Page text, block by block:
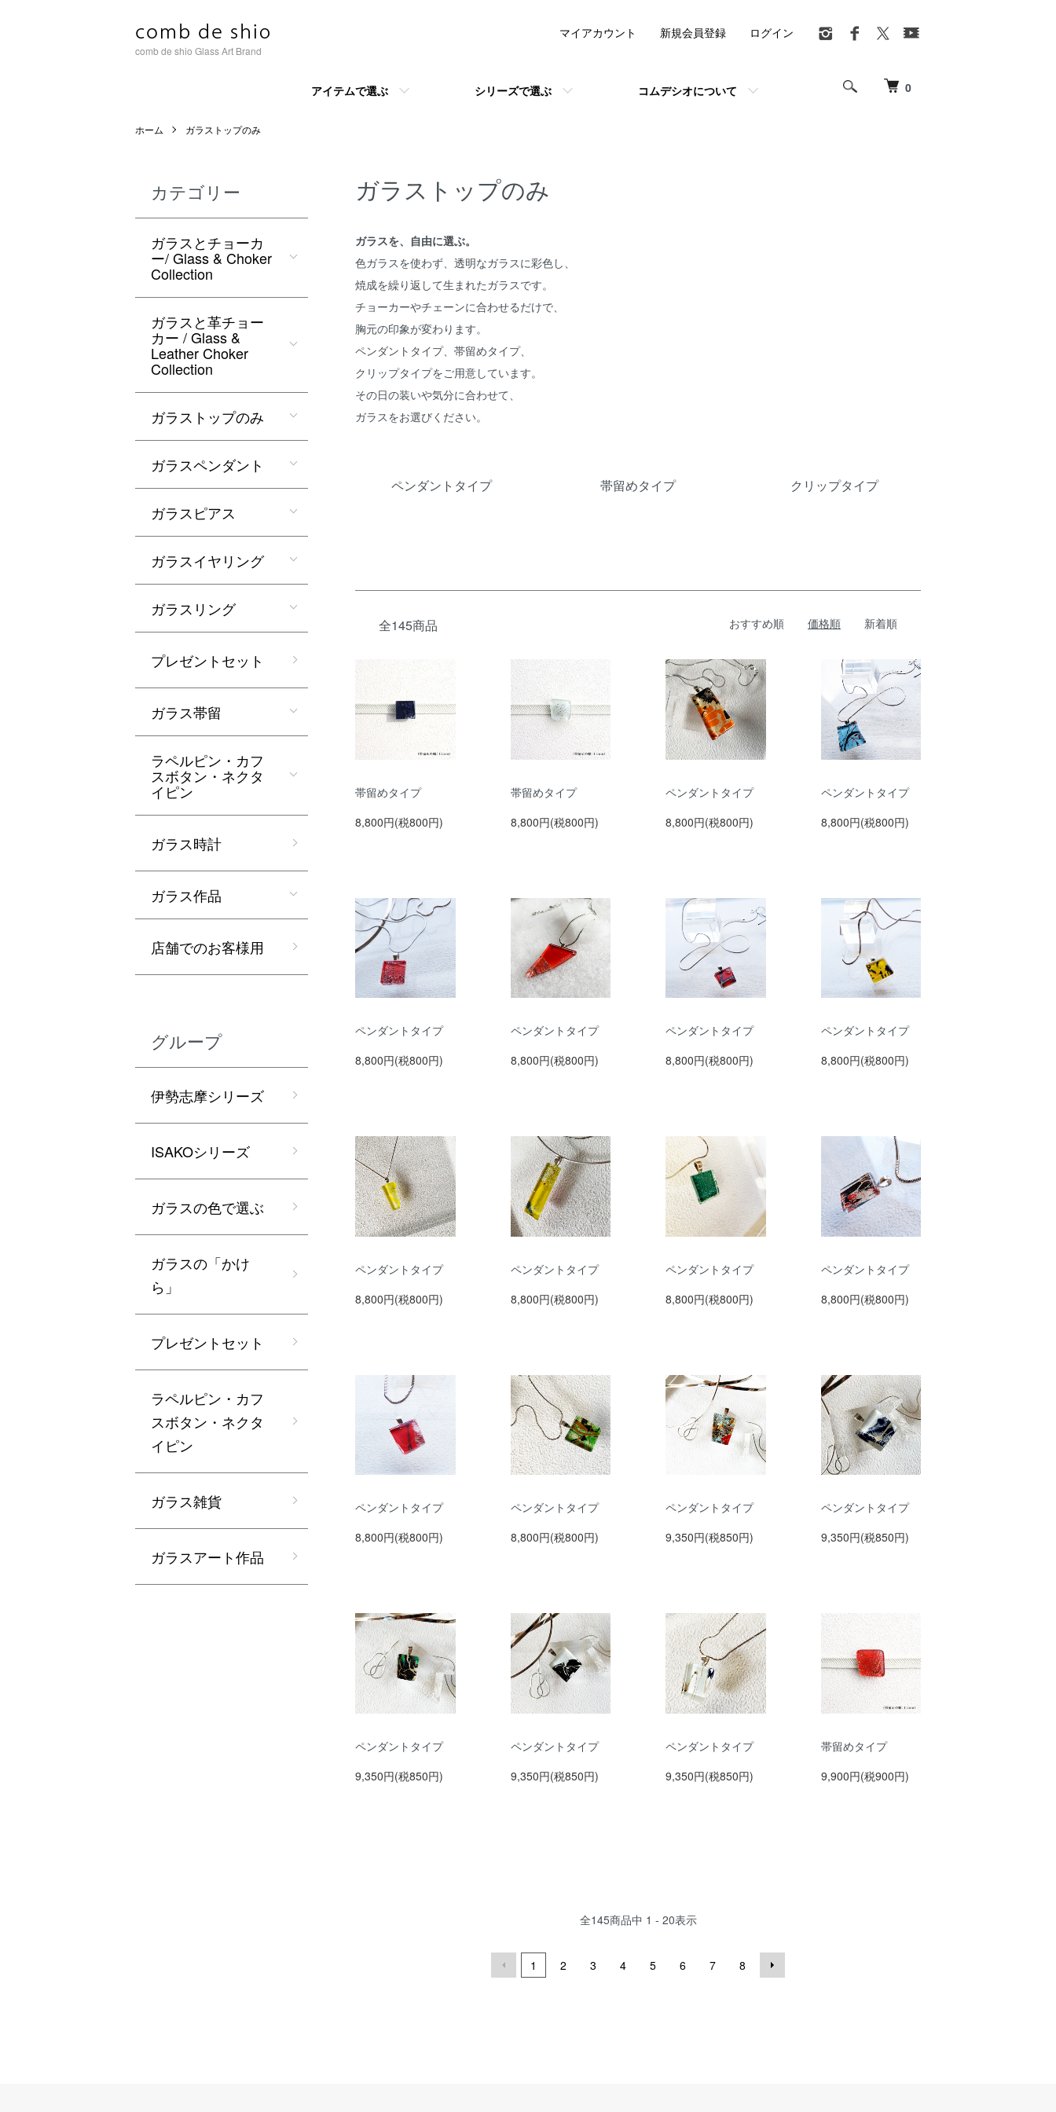
comb de shio Glass Art Brand
0
アイテムで選ぶ シリーズで選ぶ コムデシオについて
マイアカウント 新規会員登録 ログイン
ホーム ガラストップのみ
ガラストップのみ
ガラスを、自由に選ぶ。
色ガラスを使わず、透明なガラスに彩色し、
焼成を繰り返して生まれたガラスです。
チョーカーやチェーンに合わせるだけで、
胸元の印象が変わります。
ペンダントタイプ、帯留めタイプ、
クリップタイプをご用意しています。
その日の装いや気分に合わせて、
ガラスをお選びください。
カテゴリー一覧
ペンダントタイプ 帯留めタイプ クリップタイプ
全145商品 おすすめ順 価格順 新着順
帯留めタイプ
8,800円(税800円)
帯留めタイプ
8,800円(税800円)
ペンダントタイプ
8,800円(税800円)
ペンダントタイプ
8,800円(税800円)
ペンダントタイプ
8,800円(税800円)
ペンダントタイプ
8,800円(税800円)
ペンダントタイプ
8,800円(税800円)
ペンダントタイプ
8,800円(税800円)
ペンダントタイプ
8,800円(税800円)
ペンダントタイプ
8,800円(税800円)
ペンダントタイプ
8,800円(税800円)
ペンダントタイプ
8,800円(税800円)
ペンダントタイプ
8,800円(税800円)
ペンダントタイプ
8,800円(税800円)
ペンダントタイプ
9,350円(税850円)
ペンダントタイプ
9,350円(税850円)
ペンダントタイプ
9,350円(税850円)
ペンダントタイプ
9,350円(税850円)
ペンダントタイプ
9,350円(税850円)
帯留めタイプ
9,900円(税900円)
全145商品中 1 - 20表示
1 2 3 4 5 6 7 8
カテゴリー
ガラスとチョーカ
ー/ Glass & Choker
Collection
ガラスと革チョー
カー / Glass &
Leather Choker
Collection
ガラストップのみ
ガラスペンダント
ガラスピアス
ガラスイヤリング
ガラスリング
プレゼントセット
ガラス帯留
ラペルピン・カフ
スボタン・ネクタ
イピン
ガラス時計
ガラス作品
店舗でのお客様用
グループ
伊勢志摩シリーズ
ISAKOシリーズ
ガラスの色で選ぶ
ガラスの「かけ
ら」
プレゼントセット
ラペルピン・カフ
スボタン・ネクタ
イピン
ガラス雑貨
ガラスアート作品